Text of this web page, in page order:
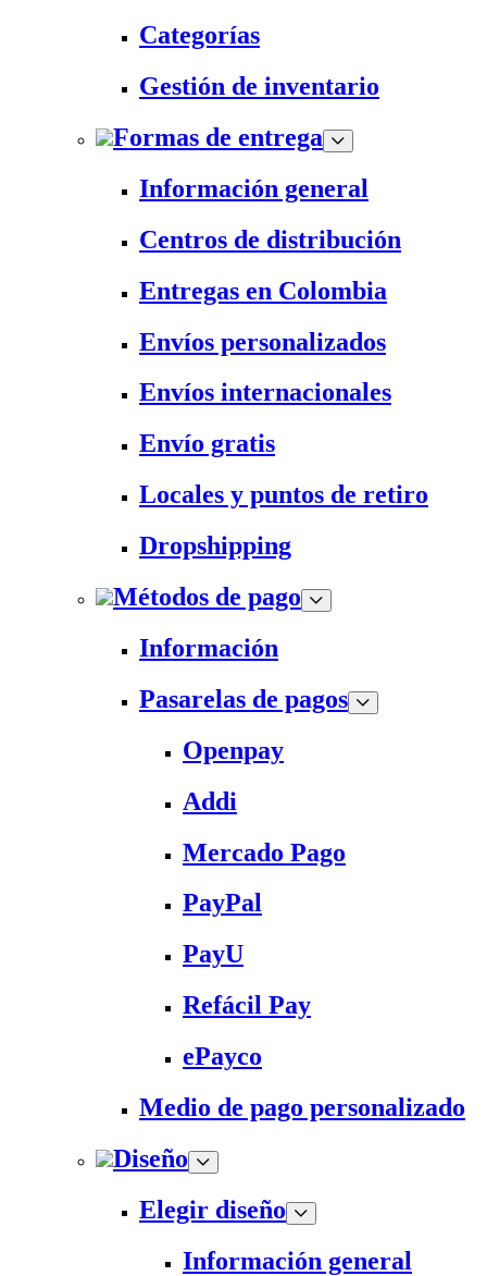
Categorías
Gestión de inventario
Formas de entrega
Información general
Centros de distribución
Entregas en Colombia
Envíos personalizados
Envíos internacionales
Envío gratis
Locales y puntos de retiro
Dropshipping
Métodos de pago
Información
Pasarelas de pagos
Openpay
Addi
Mercado Pago
PayPal
PayU
Refácil Pay
ePayco
Medio de pago personalizado
Diseño
Elegir diseño
Información general